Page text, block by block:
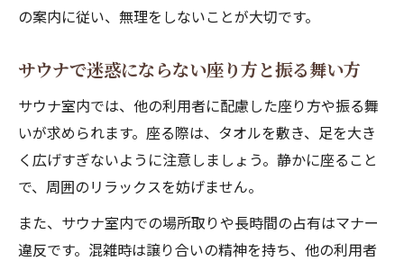
意点
の了解
サウナで快適に整うための混雑対策と事前
準備
サウナ初心者が東京近郊で困らないための
心得
サウナ体験を最大化するための事前情報収
集法
の案内に従い、無理をしないことが大切です。
サウナで迷惑にならない座り方と振る舞い方
サウナ室内では、他の利用者に配慮した座り方や振る舞
いが求められます。座る際は、タオルを敷き、足を大き
く広げすぎないように注意しましょう。静かに座ること
で、周囲のリラックスを妨げません。
また、サウナ室内での場所取りや長時間の占有はマナー
違反です。混雑時は譲り合いの精神を持ち、他の利用者